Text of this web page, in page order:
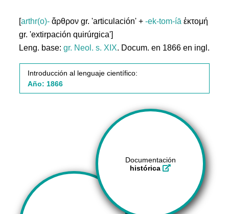
[arthr(o)- ἄρθρον gr. 'articulación' +-ek-tom-íā ἐκτομή
gr. 'extirpación quirúrgica']
Leng. base:gr. Neol. s. XIX. Docum. en 1866 en ingl.
Introducción al lenguaje científico:
Año: 1866
Documentación
histórica